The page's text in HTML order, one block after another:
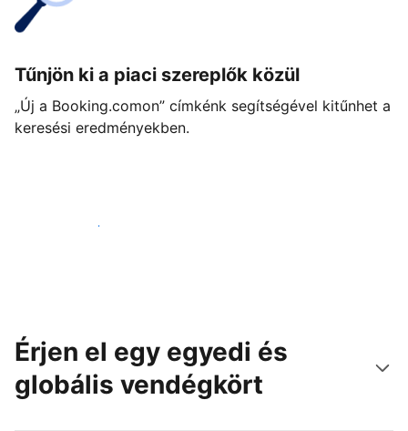
Tűnjön ki a piaci szereplők közül
„Új a Booking.comon” címkénk segítségével kitűnhet a
keresési eredményekben.
Vágjon bele még ma
Érjen el egy egyedi és
globális vendégkört